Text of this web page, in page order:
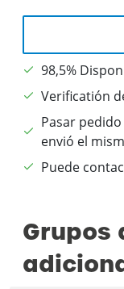
98,5%
Verificatión
Pasar
envió el
Puede
Grupos